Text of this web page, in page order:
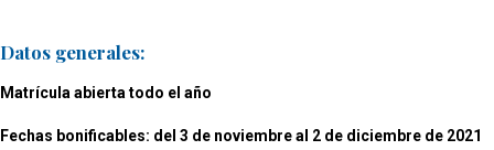
Datos generales:
Matrícula abierta todo el año
Fechas bonificables: del 3 de noviembre al 2 de diciembre de 2021